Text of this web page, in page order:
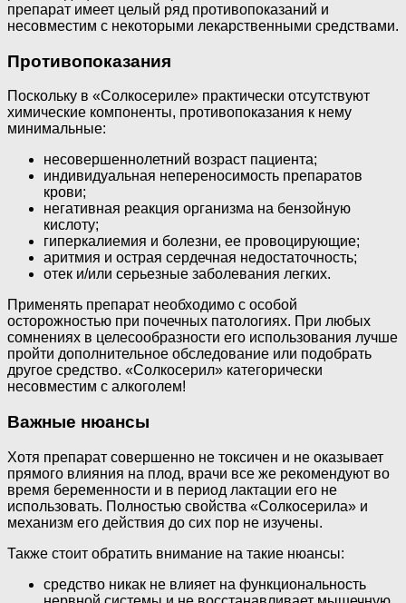
препарат имеет целый ряд противопоказаний и
несовместим с некоторыми лекарственными средствами.
Противопоказания
Поскольку в «Солкосериле» практически отсутствуют
химические компоненты, противопоказания к нему
минимальные:
несовершеннолетний возраст пациента;
индивидуальная непереносимость препаратов
крови;
негативная реакция организма на бензойную
кислоту;
гиперкалиемия и болезни, ее провоцирующие;
аритмия и острая сердечная недостаточность;
отек и/или серьезные заболевания легких.
Применять препарат необходимо с особой
осторожностью при почечных патологиях. При любых
сомнениях в целесообразности его использования лучше
пройти дополнительное обследование или подобрать
другое средство. «Солкосерил» категорически
несовместим с алкоголем!
Важные нюансы
Хотя препарат совершенно не токсичен и не оказывает
прямого влияния на плод, врачи все же рекомендуют во
время беременности и в период лактации его не
использовать. Полностью свойства «Солкосерила» и
механизм его действия до сих пор не изучены.
Также стоит обратить внимание на такие нюансы:
средство никак не влияет на функциональность